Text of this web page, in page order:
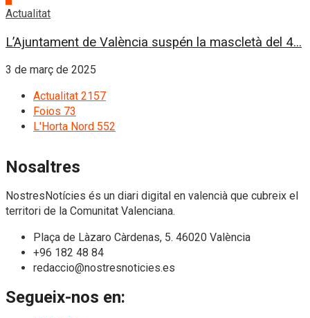
Actualitat
L’Ajuntament de València suspén la mascletà del 4...
3 de març de 2025
Actualitat 2157
Foios 73
L'Horta Nord 552
Nosaltres
NostresNotícies és un diari digital en valencià que cubreix el
territori de la Comunitat Valenciana.
Plaça de Làzaro Càrdenas, 5. 46020 València
+96 182 48 84
redaccio@nostresnoticies.es
Segueix-nos en: